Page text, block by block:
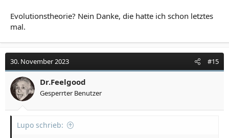
Evolutionstheorie? Nein Danke, die hatte ich schon letztes
mal.
30. November 2023 #15
Dr.Feelgood
Gesperrter Benutzer
Lupo schrieb: